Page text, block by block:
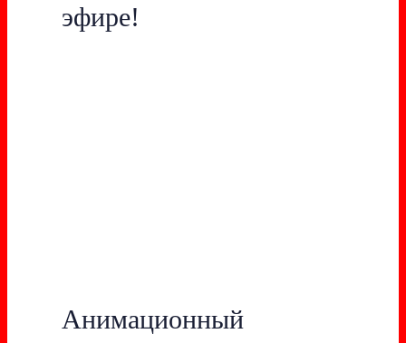
эфире!
Анимационный